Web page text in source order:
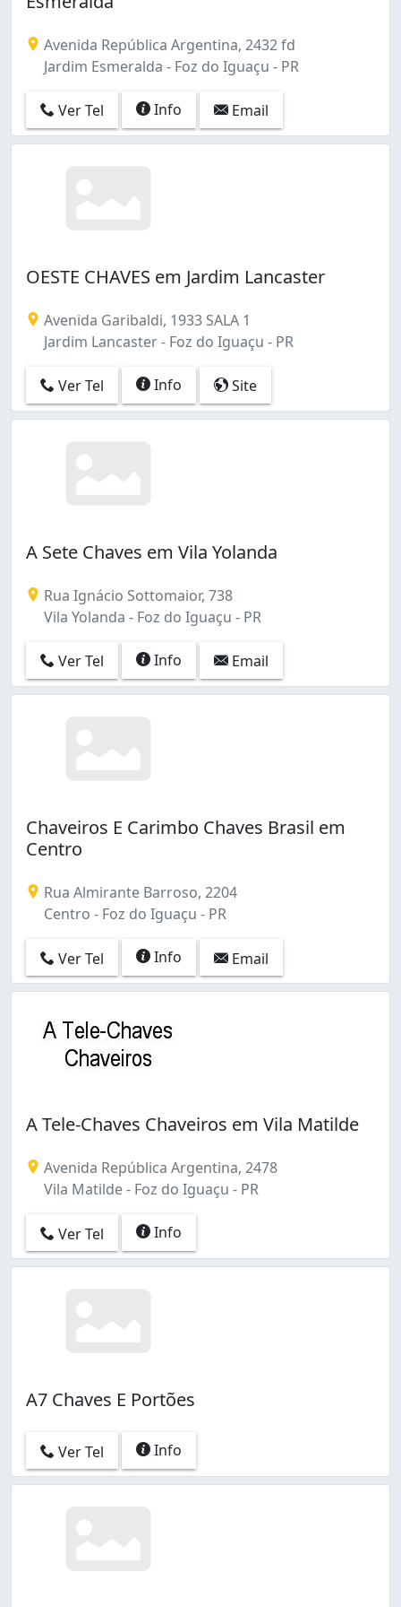
Vila Matilde (2)
Vila Yolanda (2)
Yolanda (2)
Avenida República Argentina, 2432 fd
Jardim Esmeralda - Foz do Iguaçu - PR
Ver Tel Info Email
OESTE CHAVES em Jardim Lancaster
Avenida Garibaldi, 1933 SALA 1
Jardim Lancaster - Foz do Iguaçu - PR
Ver Tel Info Site
A Sete Chaves em Vila Yolanda
Rua Ignácio Sottomaior, 738
Vila Yolanda - Foz do Iguaçu - PR
Ver Tel Info Email
Chaveiros E Carimbo Chaves Brasil em
Centro
Rua Almirante Barroso, 2204
Centro - Foz do Iguaçu - PR
Ver Tel Info Email
A Tele-Chaves Chaveiros em Vila Matilde
Avenida República Argentina, 2478
Vila Matilde - Foz do Iguaçu - PR
Ver Tel Info
A7 Chaves E Portões
Ver Tel Info